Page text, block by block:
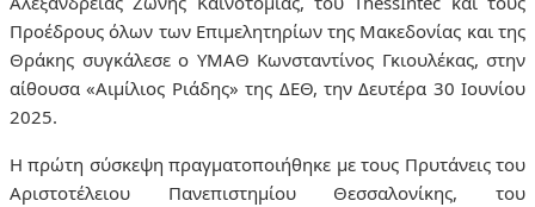
Προέδρους όλων των Επιμελητηρίων της Μακεδονίας και της
Θράκης συγκάλεσε ο ΥΜΑΘ Κωνσταντίνος Γκιουλέκας, στην
αίθουσα «Αιμίλιος Ριάδης» της ΔΕΘ, την Δευτέρα 30 Ιουνίου
2025.
Η πρώτη σύσκεψη πραγματοποιήθηκε με τους Πρυτάνεις του
Αριστοτέλειου Πανεπιστημίου Θεσσαλονίκης, του